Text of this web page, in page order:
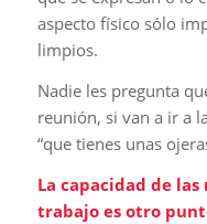
aspecto físico sólo
limpios.
Nadie les pregunta
reunión, si van a ir a
“que tienes unas
La capacidad de
trabajo es otro